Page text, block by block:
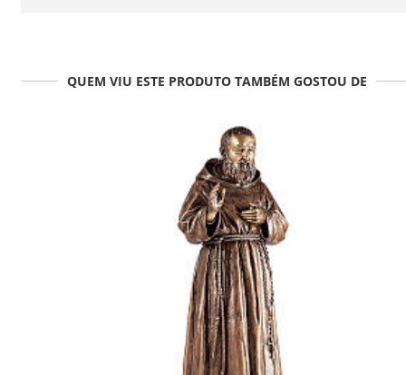
QUEM VIU ESTE PRODUTO TAMBÉM GOSTOU DE